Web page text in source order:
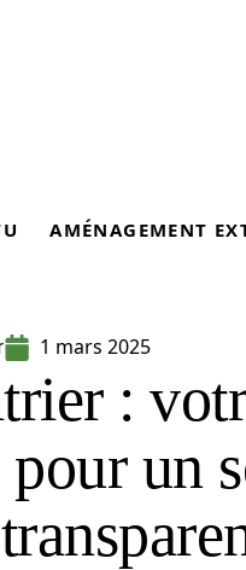
AMÉNAGEMENT
1 mars 2025
:
un